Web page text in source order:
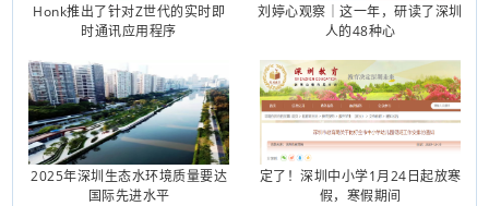
Honk推出了针对Z世代的实时即
时通讯应用程序
刘婷心观察｜这一年，研读了深圳
人的48种心
2025年深圳生态水环境质量要达
国际先进水平
定了！深圳中小学1月24日起放寒
假，寒假期间